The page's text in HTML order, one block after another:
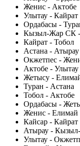
Женис - Актобе
Улытау - Кайрат
Ордабасы -
Кызыл-Жар СК -
Кайрат - Тобол
Астана - Атырау
Окжетпес -
Актобе - Улытау
Жетысу -
Туран - Астана
Тобол - Актобе
Ордабасы -
Женис - Елимай
Кайсар - Кайрат
Атырау -
Улытау -